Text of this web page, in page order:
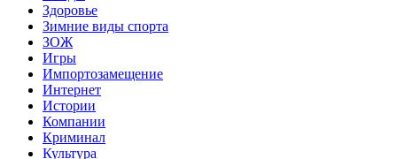
Здоровье
Зимние виды спорта
ЗОЖ
Игры
Импортозамещение
Интернет
Истории
Компании
Криминал
Культура